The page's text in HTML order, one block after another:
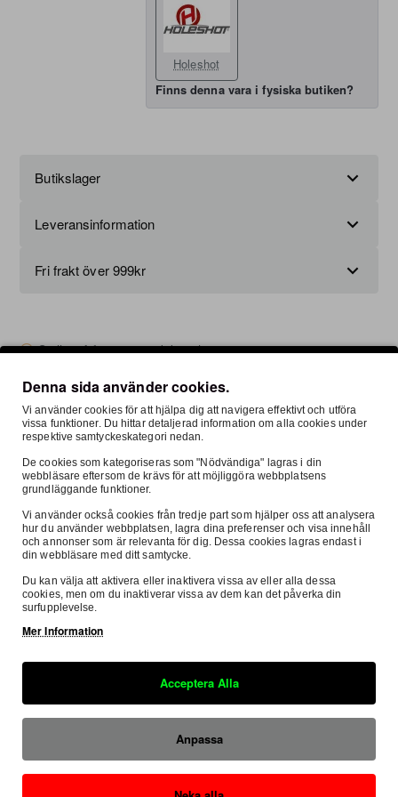
Holeshot
Finns denna vara i fysiska butiken?
Butikslager
Leveransinformation
Fri frakt över 999kr
Ställ en fråga om produkten här
Beskrivning Recensioner Om Oss
Lowers and locks front suspension preventing front wheel lift
Manufactured from anodised aluminium and steel for weight
saving and durability
Säker E-handel
Denna sida är SSL-krypterad
Hos oss betalar du tryggt och säkert med
Fri
Denna sida använder cookies.
Vi använder cookies för att hjälpa dig att navigera effektivt och utföra
vissa funktioner. Du hittar detaljerad information om alla cookies under
respektive samtyckeskategori nedan.
De cookies som kategoriseras som "Nödvändiga" lagras i din
webbläsare eftersom de krävs för att möjliggöra webbplatsens
grundläggande funktioner.
Vi använder också cookies från tredje part som hjälper oss att analysera
hur du använder webbplatsen, lagra dina preferenser och visa innehåll
och annonser som är relevanta för dig. Dessa cookies lagras endast i
din webbläsare med ditt samtycke.
Du kan välja att aktivera eller inaktivera vissa av eller alla dessa
cookies, men om du inaktiverar vissa av dem kan det påverka din
surfupplevelse.
Mer Information
Acceptera Alla
Anpassa